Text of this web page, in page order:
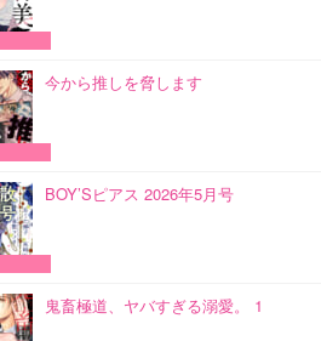
今から推しを脅します
BOY’Sピアス 2026年5月号
鬼畜極道、ヤバすぎる溺愛。 1